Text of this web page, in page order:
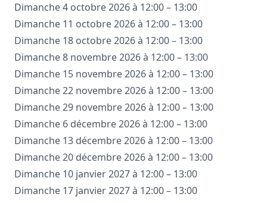
Dimanche 4 octobre 2026 à 12:00 – 13:00
Dimanche 11 octobre 2026 à 12:00 – 13:00
Dimanche 18 octobre 2026 à 12:00 – 13:00
Dimanche 8 novembre 2026 à 12:00 – 13:00
Dimanche 15 novembre 2026 à 12:00 – 13:00
Dimanche 22 novembre 2026 à 12:00 – 13:00
Dimanche 29 novembre 2026 à 12:00 – 13:00
Dimanche 6 décembre 2026 à 12:00 – 13:00
Dimanche 13 décembre 2026 à 12:00 – 13:00
Dimanche 20 décembre 2026 à 12:00 – 13:00
Dimanche 10 janvier 2027 à 12:00 – 13:00
Dimanche 17 janvier 2027 à 12:00 – 13:00